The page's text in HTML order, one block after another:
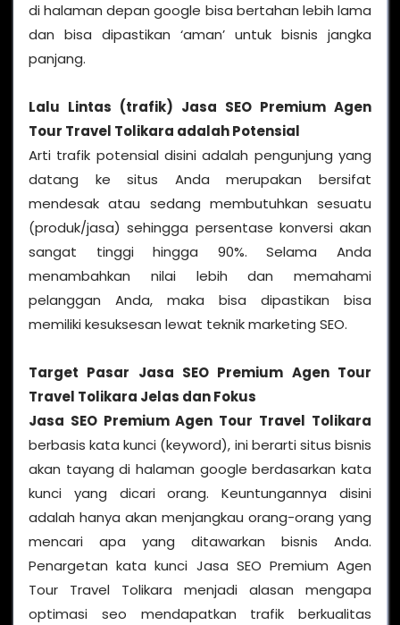
di halaman depan google bisa bertahan lebih lama
dan bisa dipastikan ‘aman’ untuk bisnis jangka
panjang.
Lalu Lintas (trafik) Jasa SEO Premium Agen
Tour Travel Tolikara adalah Potensial
Arti trafik potensial disini adalah pengunjung yang
datang ke situs Anda merupakan bersifat
mendesak atau sedang membutuhkan sesuatu
(produk/jasa) sehingga persentase konversi akan
sangat tinggi hingga 90%. Selama Anda
menambahkan nilai lebih dan memahami
pelanggan Anda, maka bisa dipastikan bisa
memiliki kesuksesan lewat teknik marketing SEO.
Target Pasar Jasa SEO Premium Agen Tour
Travel Tolikara Jelas dan Fokus
Jasa SEO Premium Agen Tour Travel Tolikara
berbasis kata kunci (keyword), ini berarti situs bisnis
akan tayang di halaman google berdasarkan kata
kunci yang dicari orang. Keuntungannya disini
adalah hanya akan menjangkau orang-orang yang
mencari apa yang ditawarkan bisnis Anda.
Penargetan kata kunci Jasa SEO Premium Agen
Tour Travel Tolikara menjadi alasan mengapa
optimasi seo mendapatkan trafik berkualitas